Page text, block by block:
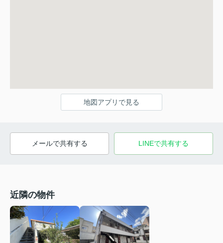
地図アプリで見る
メールで共有する LINEで共有する
近隣の物件